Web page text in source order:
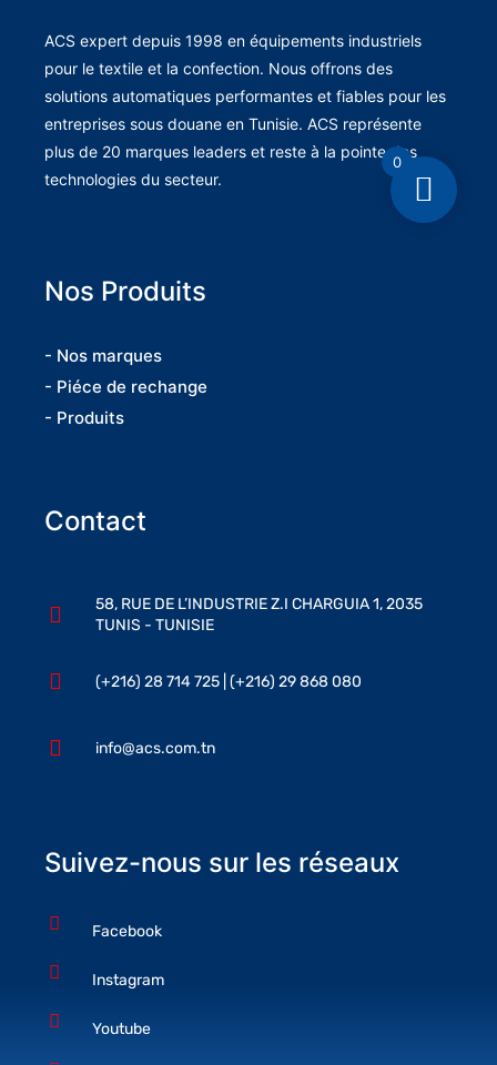
ACS expert depuis 1998 en équipements industriels
pour le textile et la confection. Nous offrons des
solutions automatiques performantes et fiables pour les
entreprises sous douane en Tunisie. ACS représente
plus de 20 marques leaders et reste à la pointe des
technologies du secteur.
Nos Produits
- Nos marques
- Piéce de rechange
- Produits
Contact
58, RUE DE L’INDUSTRIE Z.I CHARGUIA 1, 2035
TUNIS - TUNISIE
(+216) 28 714 725 | (+216) 29 868 080
info@acs.com.tn
Suivez-nous sur les réseaux
Facebook
Instagram
Youtube
0